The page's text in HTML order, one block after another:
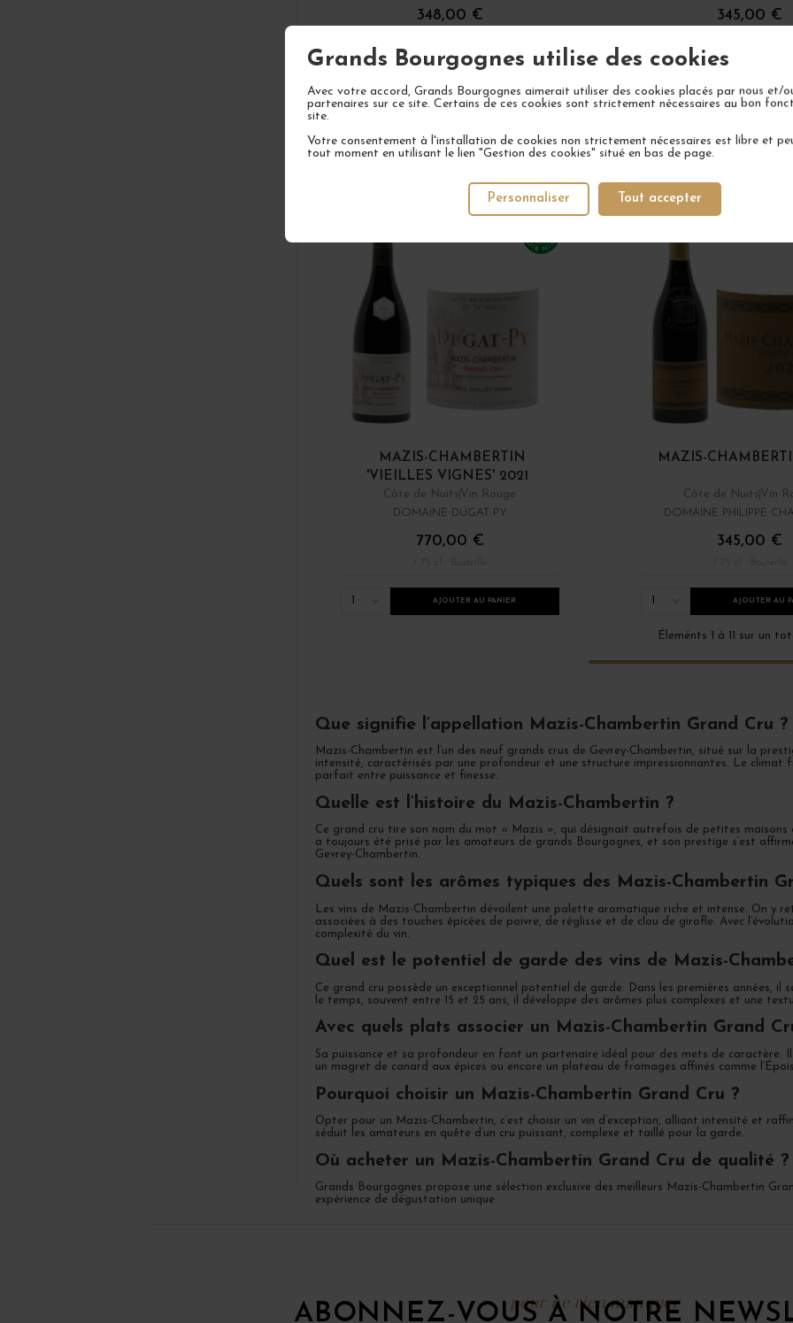
Grands Bourgognes utilise des cookies
Avec votre accord, Grands Bourgognes aimerait utiliser des cookies placés par nous et/
partenaires sur ce site. Certains de ces cookies sont strictement nécessaires au bon
site.
Votre consentement à l'installation de cookies non strictement nécessaires est libre et
tout moment en utilisant le lien "Gestion des cookies" situé en bas de page.
Tout accepter
Personnaliser
348,00 € 345,00 €
MAZIS-CHAMBERTIN
'VIEILLES VIGNES' 2021
Côte de Nuits Vin Rouge
DOMAINE DUGAT-PY
770,00 €
AJOUTER AU PANIER
2 EN STOCK
MAZIS-
Côte de Nuits Vin
DOMAINE PHILIPPE
345,00 €
AJOUTER AU
Éleménts 1 à 11 sur un
Que signifie l’appellation Mazis-Chambertin Grand Cru ?
Mazis-Chambertin est l’un des neuf grands crus de Gevrey-Chambertin, situé sur la
intensité, caractérisés par une profondeur et une structure impressionnantes. Le climat
parfait entre puissance et finesse.
Quelle est l’histoire du Mazis-Chambertin ?
Ce grand cru tire son nom du mot « Mazis », qui désignait autrefois de petites
a toujours été prisé par les amateurs de grands Bourgognes, et son prestige s’est
Gevrey-Chambertin.
Quels sont les arômes typiques des Mazis-Chambertin
Les vins de Mazis-Chambertin dévoilent une palette aromatique riche et intense. On y
associées à des touches épicées de poivre, de réglisse et de clou de girofle. Avec
complexité du vin.
Quel est le potentiel de garde des vins de Mazis-
Ce grand cru possède un exceptionnel potentiel de garde. Dans les premières années,
le temps, souvent entre 15 et 25 ans, il développe des arômes plus complexes et une
Avec quels plats associer un Mazis-Chambertin Grand
Sa puissance et sa profondeur en font un partenaire idéal pour des mets de
un magret de canard aux épices ou encore un plateau de fromages affinés comme
Pourquoi choisir un Mazis-Chambertin Grand Cru ?
Opter pour un Mazis-Chambertin, c’est choisir un vin d’exception, alliant intensité et
séduit les amateurs en quête d’un cru puissant, complexe et taillé pour la garde.
Où acheter un Mazis-Chambertin Grand Cru de qualité ?
Grands Bourgognes propose une sélection exclusive des meilleurs Mazis-Chambertin
expérience de dégustation unique.
pour ne rien manquer
ABONNEZ-VOUS À NOTRE